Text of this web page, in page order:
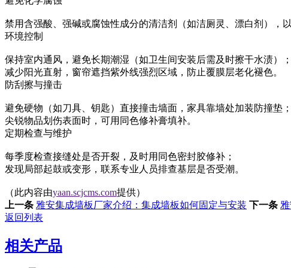
禁用含强酸、强碱或腐蚀性成分的清洁剂（如洁厕灵、漂白剂），
‌环境控制‌
保持室内通风，避免长期潮湿（如卫生间安装后需及时擦干水渍）；
减少阳光直射，窗帘遮挡紫外线强烈区域，防止覆膜层老化褪色‌。
‌防刮擦与撞击‌
避免硬物（如刀具、钥匙）直接撞击墙面，家具靠墙处加装防撞垫‌；
尖锐物品划伤表面时，可用同色修补膏填补。
‌定期检查与维护‌
每季度检查接缝处是否开裂，及时用同色密封胶修补‌；
发现局部起鼓或变形，联系专业人员排查基层是否受潮。
（此内容由yaan.scjcms.com提供）
上一条 雅安集成墙板厂家介绍：集成墙板如何固定与安装 下一条
返回列表
相关产品